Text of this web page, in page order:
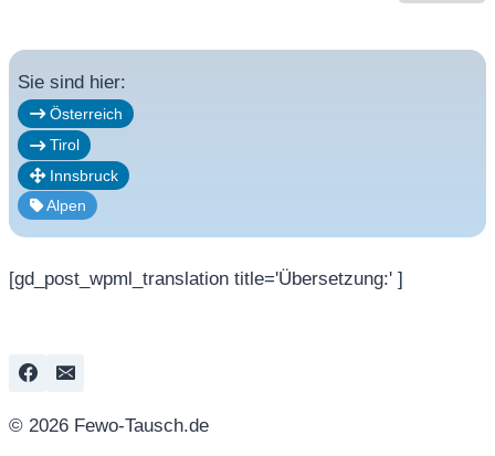
Sie sind hier:
Österreich
Tirol
Innsbruck
Alpen
[gd_post_wpml_translation title='Übersetzung:' ]
© 2026 Fewo-Tausch.de